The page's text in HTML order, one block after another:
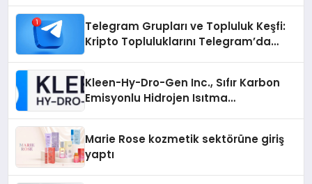
Telegram Grupları ve Topluluk Keşfi:
Kripto Topluluklarını Telegram’da
Kleen-Hy-Dro-Gen Inc., Sıfır Karbon
Emisyonlu Hidrojen Isıtma
Marie Rose kozmetik sektörüne giriş
yaptı